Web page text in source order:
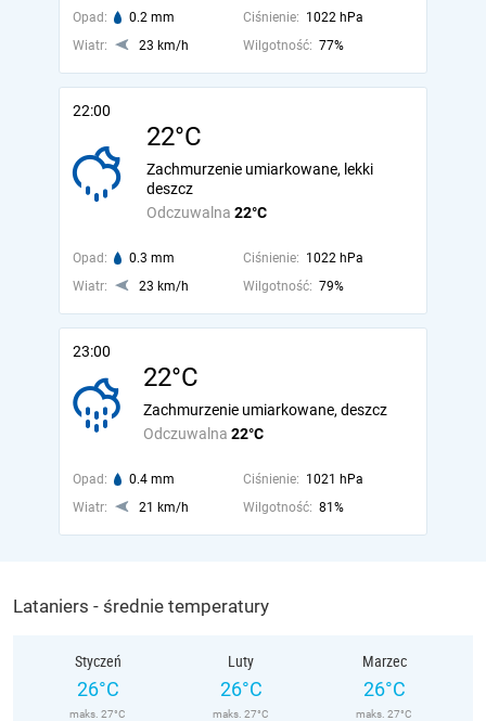
Opad: 0.2 mm Ciśnienie: 1022 hPa
Wiatr:
23 km/h Wilgotność: 77%
22:00
22°C
Odczuwalna 22°C
Zachmurzenie umiarkowane, lekki
deszcz
Opad: 0.3 mm Ciśnienie: 1022 hPa
Wiatr:
23 km/h Wilgotność: 79%
23:00
22°C
Odczuwalna 22°C
Zachmurzenie umiarkowane, deszcz
Opad: 0.4 mm Ciśnienie: 1021 hPa
Wiatr:
21 km/h Wilgotność: 81%
Lataniers - średnie temperatury
Styczeń
26°C
maks. 27°C
Luty
26°C
maks. 27°C
Marzec
26°C
maks. 27°C